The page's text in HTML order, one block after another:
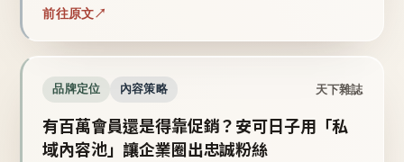
前往原文
品牌定位 內容策略 天下雜誌
有百萬會員還是得靠促銷？安可日子用「私
域內容池」讓企業圈出忠誠粉絲